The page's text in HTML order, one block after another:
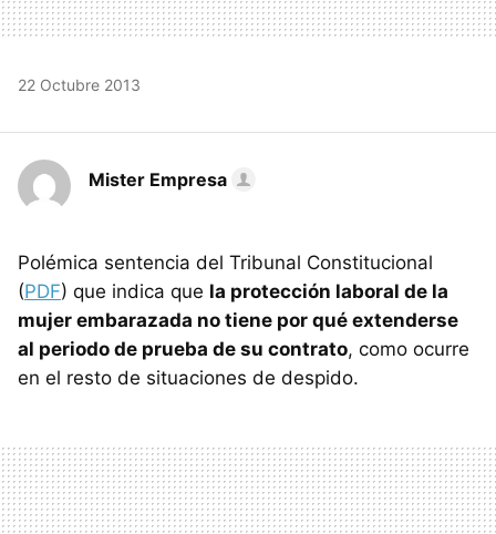
22 Octubre 2013
Mister Empresa
Polémica sentencia del Tribunal Constitucional
(PDF) que indica que la protección laboral de la
mujer embarazada no tiene por qué extenderse
al periodo de prueba de su contrato, como ocurre
en el resto de situaciones de despido.